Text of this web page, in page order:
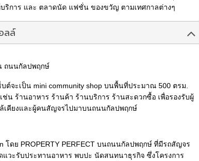
ริการ และ ตลาดนัด แฟชั่น ของขวัญ ตามเทศกาลต่างๆ
ลล์
ถนนกัลปพฤกษ์
บต์จะเป็น mini community shop บนพื้นที่ประมาณ 500 ตรม.
น ร้านอาหาร ร้านค้า ร้านบริการ ร้านสะดวกซื้อ เพื่อรองรับผู้
เคียงและผู้คนสัญจรไปมาบนถนนกัลปพฤกษ์
โดย PROPERTY PERFECT บนถนนกัลปพฤกษ์ ที่มีรถสัญจร
วะรับประทานอาหาร พบปะ นัดสนทนาธุรกิจ ซึ่งโครงการ